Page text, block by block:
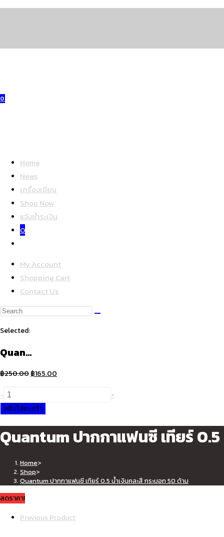
0
Home
News
เครื่องเขียน
Shop Now
แจ้งชำระเงิน
0
search
My Account
Shopping Cart
Contact Us
Search
website
Selected:
Quan…
฿250.00Original
฿250.00.
฿165.00
จำนวน
Quantum
ปากกา
แฟนซี
เทียร์
น้ำเงิน
สี
กระบอก
- +
หยิบใส่ตะกร้า
Quantum ปากกาแฟนซี เทียร์ 0.5
Home>
Shop>
Quantum ปากกาแฟนซี เทียร์ 0.5 น้ำเงินคละสี กระบอก 50 ด้าม
ลดราคา!
Previous Product